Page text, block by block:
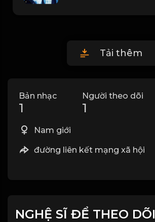
Tải thêm
Bản nhạc
1
Người theo dõi
1
Nam giới
đường liên kết mạng xã hội
NGHỆ SĨ ĐỂ THEO DÕI